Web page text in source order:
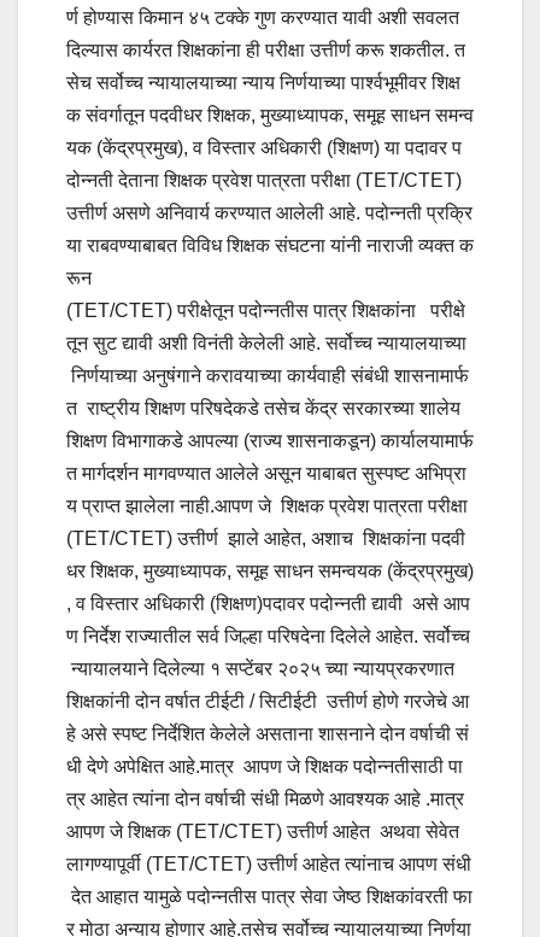
र्ण होण्यास किमान ४५ टक्के गुण करण्यात यावी अशी सवलत
दिल्यास कार्यरत शिक्षकांना ही परीक्षा उत्तीर्ण करू शकतील. त
सेच सर्वोच्च न्यायालयाच्या न्याय निर्णयाच्या पार्श्वभूमीवर शिक्ष
क संवर्गातून पदवीधर शिक्षक, मुख्याध्यापक, समूह साधन समन्व
यक (केंद्रप्रमुख), व विस्तार अधिकारी (शिक्षण) या पदावर प
दोन्नती देताना शिक्षक प्रवेश पात्रता परीक्षा (TET/CTET)
उत्तीर्ण असणे अनिवार्य करण्यात आलेली आहे. पदोन्नती प्रक्रि
या राबवण्याबाबत विविध शिक्षक संघटना यांनी नाराजी व्यक्त क
रून
(TET/CTET) परीक्षेतून पदोन्नतीस पात्र शिक्षकांना परीक्षे
तून सुट द्यावी अशी विनंती केलेली आहे. सर्वोच्च न्यायालयाच्या
निर्णयाच्या अनुषंगाने करावयाच्या कार्यवाही संबंधी शासनामार्फ
त राष्ट्रीय शिक्षण परिषदेकडे तसेच केंद्र सरकारच्या शालेय
शिक्षण विभागाकडे आपल्या (राज्य शासनाकडून) कार्यालयामार्फ
त मार्गदर्शन मागवण्यात आलेले असून याबाबत सुस्पष्ट अभिप्रा
य प्राप्त झालेला नाही.आपण जे शिक्षक प्रवेश पात्रता परीक्षा
(TET/CTET) उत्तीर्ण झाले आहेत, अशाच शिक्षकांना पदवी
धर शिक्षक, मुख्याध्यापक, समूह साधन समन्वयक (केंद्रप्रमुख)
, व विस्तार अधिकारी (शिक्षण)पदावर पदोन्नती द्यावी असे आप
ण निर्देश राज्यातील सर्व जिल्हा परिषदेना दिलेले आहेत. सर्वोच्च
न्यायालयाने दिलेल्या १ सप्टेंबर २०२५ च्या न्यायप्रकरणात
शिक्षकांनी दोन वर्षात टीईटी / सिटीईटी उत्तीर्ण होणे गरजेचे आ
हे असे स्पष्ट निर्देशित केलेले असताना शासनाने दोन वर्षाची सं
धी देणे अपेक्षित आहे.मात्र आपण जे शिक्षक पदोन्नतीसाठी पा
त्र आहेत त्यांना दोन वर्षाची संधी मिळणे आवश्यक आहे .मात्र
आपण जे शिक्षक (TET/CTET) उत्तीर्ण आहेत अथवा सेवेत
लागण्यापूर्वी (TET/CTET) उत्तीर्ण आहेत त्यांनाच आपण संधी
देत आहात यामुळे पदोन्नतीस पात्र सेवा जेष्ठ शिक्षकांवरती फा
र मोठा अन्याय होणार आहे.तसेच सर्वोच्च न्यायालयाच्या निर्णया